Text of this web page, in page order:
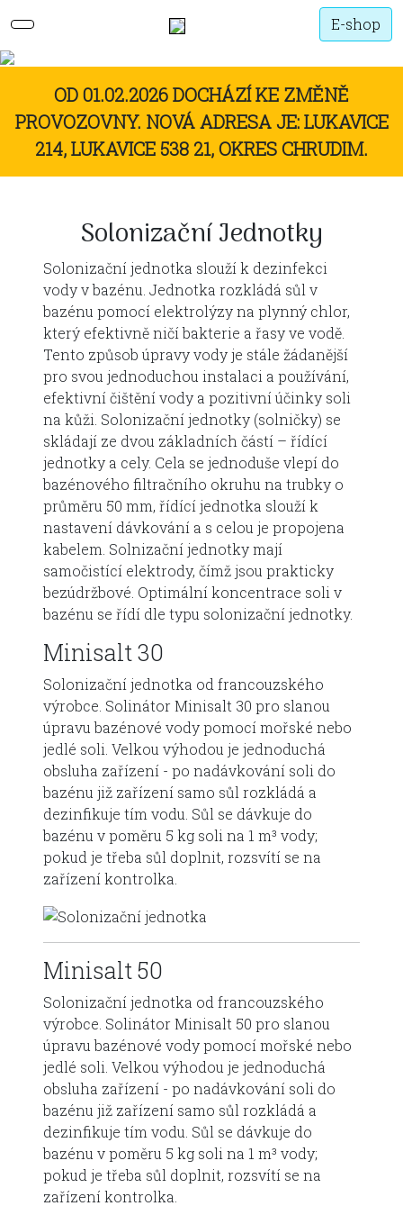
E-shop
OD 01.02.2026 DOCHÁZÍ KE ZMĚNĚ
PROVOZOVNY. NOVÁ ADRESA JE: LUKAVICE
214, LUKAVICE 538 21, OKRES CHRUDIM.
Solonizační Jednotky
Solonizační jednotka slouží k dezinfekci
vody v bazénu. Jednotka rozkládá sůl v
bazénu pomocí elektrolýzy na plynný chlor,
který efektivně ničí bakterie a řasy ve vodě.
Tento způsob úpravy vody je stále žádanější
pro svou jednoduchou instalaci a používání,
efektivní čištění vody a pozitivní účinky soli
na kůži. Solonizační jednotky (solničky) se
skládají ze dvou základních částí – řídící
jednotky a cely. Cela se jednoduše vlepí do
bazénového filtračního okruhu na trubky o
průměru 50 mm, řídící jednotka slouží k
nastavení dávkování a s celou je propojena
kabelem. Solnizační jednotky mají
samočistící elektrody, čímž jsou prakticky
bezúdržbové. Optimální koncentrace soli v
bazénu se řídí dle typu solonizační jednotky.
Minisalt 30
Solonizační jednotka od francouzského
výrobce. Solinátor Minisalt 30 pro slanou
úpravu bazénové vody pomocí mořské nebo
jedlé soli. Velkou výhodou je jednoduchá
obsluha zařízení - po nadávkování soli do
bazénu již zařízení samo sůl rozkládá a
dezinfikuje tím vodu. Sůl se dávkuje do
bazénu v poměru 5 kg soli na 1 m³ vody;
pokud je třeba sůl doplnit, rozsvítí se na
zařízení kontrolka.
Minisalt 50
Solonizační jednotka od francouzského
výrobce. Solinátor Minisalt 50 pro slanou
úpravu bazénové vody pomocí mořské nebo
jedlé soli. Velkou výhodou je jednoduchá
obsluha zařízení - po nadávkování soli do
bazénu již zařízení samo sůl rozkládá a
dezinfikuje tím vodu. Sůl se dávkuje do
bazénu v poměru 5 kg soli na 1 m³ vody;
pokud je třeba sůl doplnit, rozsvítí se na
zařízení kontrolka.